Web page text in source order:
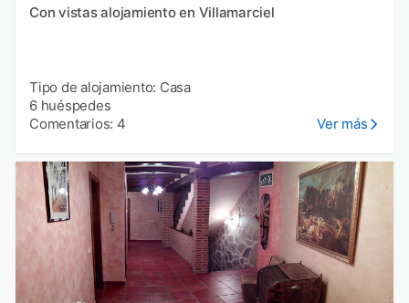
Con vistas alojamiento en Villamarciel
Tipo de alojamiento: Casa
6 huéspedes
Comentarios: 4
Ver más